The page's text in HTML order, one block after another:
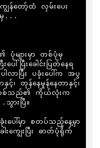
မှ...
ါ်ပြီးခေါင်းပြတ်နေရ
လာပြီး ပခုံးပေါ်က အပွ
င့်၊ တုန်နေမှုန်နေတာနှင့်၊
စစ်သည်၏ ကိုယ်လုံးက
ားပြီ။
ကျွေးပြီး ဓာတ်ပုံရိုက်